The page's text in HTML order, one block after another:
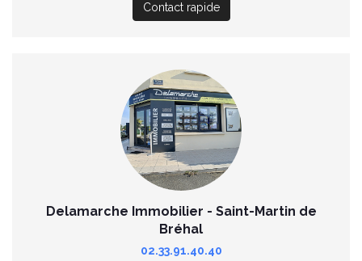
Contact rapide
Delamarche Immobilier - Saint-Martin de
Bréhal
02.33.91.40.40